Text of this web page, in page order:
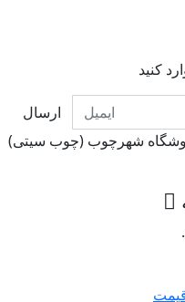
کنید
ارسال
شهرچوب (چوب سیتی)